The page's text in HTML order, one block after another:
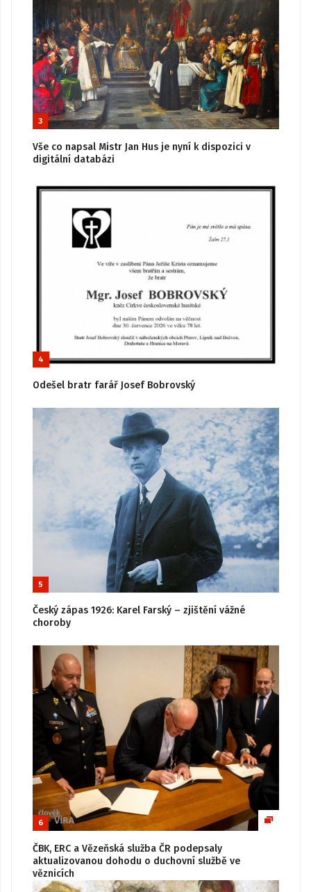
3
Vše co napsal Mistr Jan Hus je nyní k dispozici v
digitální databázi
4
Odešel bratr farář Josef Bobrovský
5
Český zápas 1926: Karel Farský – zjištění vážné
choroby
6
ČBK, ERC a Vězeňská služba ČR podepsaly
aktualizovanou dohodu o duchovní službě ve
věznicích